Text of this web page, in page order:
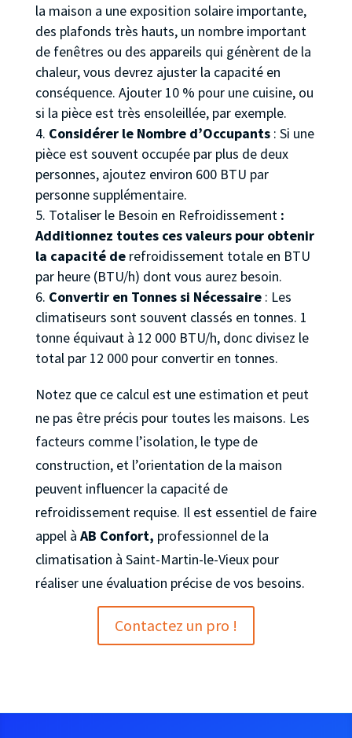
la maison a une exposition solaire importante,
des plafonds très hauts, un nombre important
de fenêtres ou des appareils qui génèrent de la
chaleur, vous devrez ajuster la capacité en
conséquence. Ajouter 10 % pour une cuisine, ou
si la pièce est très ensoleillée, par exemple.
Considérer le Nombre d’Occupants: Si une
pièce est souvent occupée par plus de deux
personnes, ajoutez environ 600 BTU par
personne supplémentaire.
Totaliser le Besoin en Refroidissement:
Additionnez toutes ces valeurs pour obtenir
la capacité derefroidissement totale en BTU
par heure (BTU/h) dont vous aurez besoin.
Convertir en Tonnes si Nécessaire: Les
climatiseurs sont souvent classés en tonnes. 1
tonne équivaut à 12 000 BTU/h, donc divisez le
total par 12 000 pour convertir en tonnes.
Notez que ce calcul est une estimation et peut
ne pas être précis pour toutes les maisons. Les
facteurs comme l’isolation, le type de
construction, et l’orientation de la maison
peuvent influencer la capacité de
refroidissement requise. Il est essentiel de faire
appel à AB Confort, professionnel de la
climatisation à Saint-Martin-le-Vieux pour
réaliser une évaluation précise de vos besoins.
Contactez un pro !